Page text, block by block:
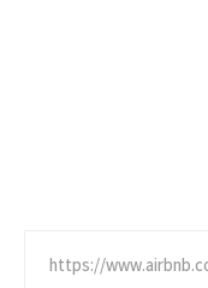
https://